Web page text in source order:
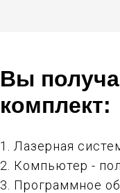
1. Лазерная
2. Компьютер -
3. Программное
Вы
комплект: